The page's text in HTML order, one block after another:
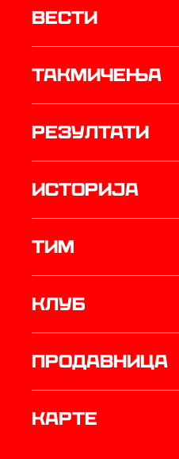
Вести
Такмичења
резултати
историја
ТИМ
Клуб
продавница
Карте